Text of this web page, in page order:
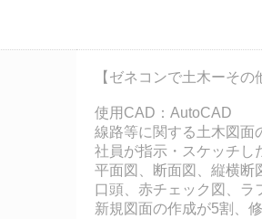
【ゼネコンで土木ーそ
使用CAD：AutoCAD
線路等に関する土木図面
社員が指示・スケッチし
平面図、断面図、縦横断
口頭、赤チェック図、ラ
新規図面の作成が5割、